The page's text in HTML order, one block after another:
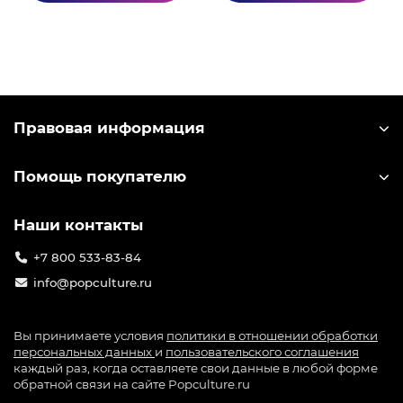
Правовая информация
Помощь покупателю
Наши контакты
+7 800 533-83-84
info@popculture.ru
Вы принимаете условия политики в отношении обработки
персональных данных и пользовательского соглашения
каждый раз, когда оставляете свои данные в любой форме
обратной связи на сайте Popculture.ru